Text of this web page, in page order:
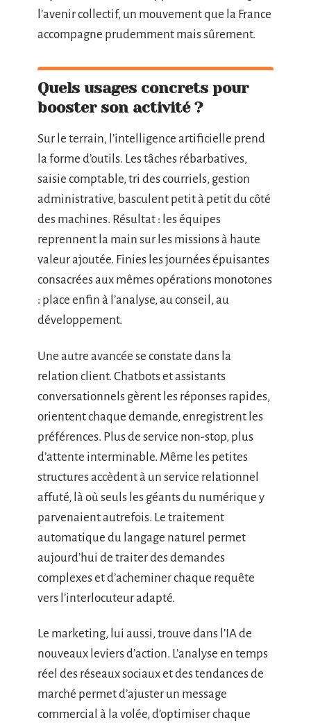
l’avenir collectif, un mouvement que la France
accompagne prudemment mais sûrement.
Quels usages concrets pour
booster son activité ?
Sur le terrain, l’intelligence artificielle prend
la forme d’outils. Les tâches rébarbatives,
saisie comptable, tri des courriels, gestion
administrative, basculent petit à petit du côté
des machines. Résultat : les équipes
reprennent la main sur les missions à haute
valeur ajoutée. Finies les journées épuisantes
consacrées aux mêmes opérations monotones
: place enfin à l’analyse, au conseil, au
développement.
Une autre avancée se constate dans la
relation client. Chatbots et assistants
conversationnels gèrent les réponses rapides,
orientent chaque demande, enregistrent les
préférences. Plus de service non-stop, plus
d’attente interminable. Même les petites
structures accèdent à un service relationnel
affuté, là où seuls les géants du numérique y
parvenaient autrefois. Le traitement
automatique du langage naturel permet
aujourd’hui de traiter des demandes
complexes et d’acheminer chaque requête
vers l’interlocuteur adapté.
Le marketing, lui aussi, trouve dans l’IA de
nouveaux leviers d’action. L’analyse en temps
réel des réseaux sociaux et des tendances de
marché permet d’ajuster un message
commercial à la volée, d’optimiser chaque